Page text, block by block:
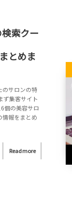
索クー
とめま
のサロンの特
ず集客サイト
個の美容サロ
情報をまとめ
Read more